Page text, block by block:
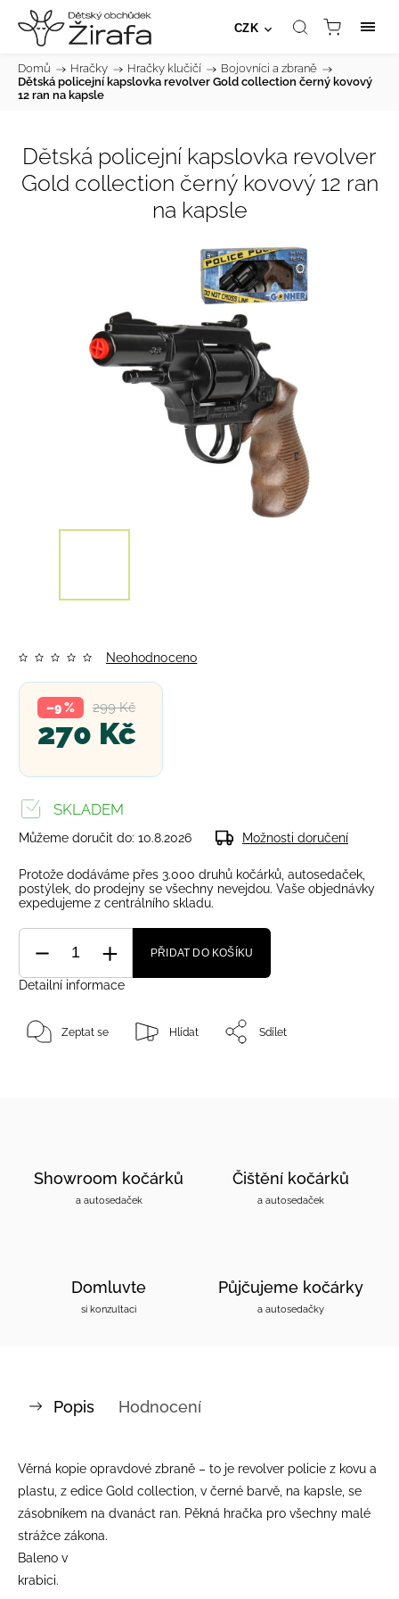
CZK
Domů / Hračky / Hračky klučičí / Bojovníci a zbraně /
Dětská policejní kapslovka revolver Gold collection černý kovový
12 ran na kapsle
Dětská policejní kapslovka revolver
Gold collection černý kovový 12 ran
na kapsle
Neohodnoceno
299 Kč
–9 %
270 Kč
SKLADEM
Můžeme doručit do: 10.8.2026 Možnosti doručení
Protože dodáváme přes 3.000 druhů kočárků, autosedaček,
postýlek, do prodejny se všechny nevejdou. Vaše objednávky
expedujeme z centrálního skladu.
PŘIDAT DO KOŠÍKU
Detailní informace
Zeptat se Hlídat Sdílet
Showroom kočárků
a autosedaček
Čištění kočárků
a autosedaček
Domluvte
si konzultaci
Půjčujeme kočárky
a autosedačky
Popis Hodnocení
Věrná kopie opravdové zbraně – to je revolver policie z kovu a
plastu, z edice Gold collection, v černé barvě, na kapsle, se
zásobníkem na dvanáct ran. Pěkná hračka pro všechny malé
strážce zákona.
Baleno v
krabici.